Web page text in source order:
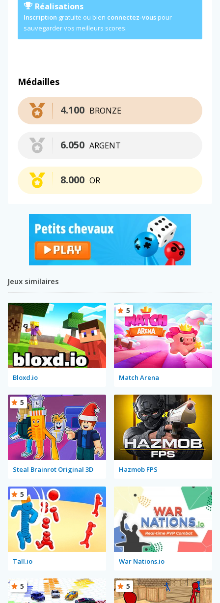
Réalisations
Inscription gratuite ou bien connectez-vous pour
sauvegarder vos meilleurs scores.
Médailles
BRONZE
4.100
ARGENT
6.050
OR
8.000
Jeux similaires
Bloxd.io Match Arena
5
Steal Brainrot Original 3D
5
Hazmob FPS
Tall.io
5
War Nations.io
5 5